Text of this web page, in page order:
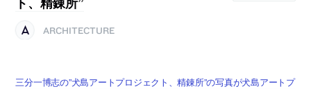
ARCHITECTURE
三分一博志の”犬島アートプロジェクト、精錬所”の写真が犬島アートプ